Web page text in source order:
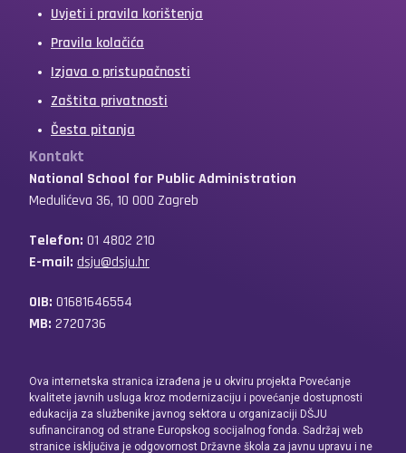
Uvjeti i pravila korištenja
Pravila kolačića
Izjava o pristupačnosti
Zaštita privatnosti
Česta pitanja
Kontakt
National School for Public Administration
Medulićeva 36, 10 000 Zagreb
Telefon: 01 4802 210
E-mail: dsju@dsju.hr
OIB: 01681646554
MB: 2720736
Ova internetska stranica izrađena je u okviru projekta Povećanje
kvalitete javnih usluga kroz modernizaciju i povećanje dostupnosti
edukacija za službenike javnog sektora u organizaciji DŠJU
sufinanciranog od strane Europskog socijalnog fonda. Sadržaj web
stranice isključiva je odgovornost Državne škola za javnu upravu i ne